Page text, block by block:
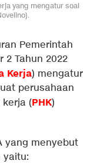
yang mengatur soal
Pemerintah
2 Tahun 2022
Kerja) mengatur
perusahaan
(PHK)
yang menyebut
yaitu: